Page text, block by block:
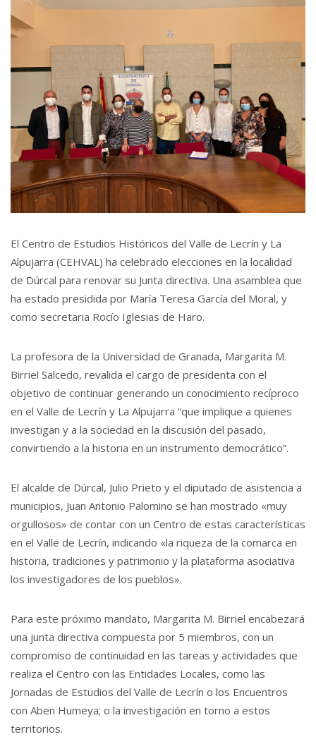
El Centro de Estudios Históricos del Valle de Lecrín y La
Alpujarra (CEHVAL) ha celebrado elecciones en la localidad
de Dúrcal para renovar su Junta directiva. Una asamblea que
ha estado presidida por María Teresa García del Moral, y
como secretaria Rocío Iglesias de Haro.
La profesora de la Universidad de Granada, Margarita M.
Birriel Salcedo, revalida el cargo de presidenta con el
objetivo de continuar generando un conocimiento recíproco
en el Valle de Lecrín y La Alpujarra “que implique a quienes
investigan y a la sociedad en la discusión del pasado,
convirtiendo a la historia en un instrumento democrático”.
El alcalde de Dúrcal, Julio Prieto y el diputado de asistencia a
municipios, Juan Antonio Palomino se han mostrado «muy
orgullosos» de contar con un Centro de estas características
en el Valle de Lecrín, indicando «la riqueza de la comarca en
historia, tradiciones y patrimonio y la plataforma asociativa
los investigadores de los pueblos».
Para este próximo mandato, Margarita M. Birriel encabezará
una junta directiva compuesta por 5 miembros, con un
compromiso de continuidad en las tareas y actividades que
realiza el Centro con las Entidades Locales, como las
Jornadas de Estudios del Valle de Lecrín o los Encuentros
con Aben Humeya; o la investigación en torno a estos
territorios.